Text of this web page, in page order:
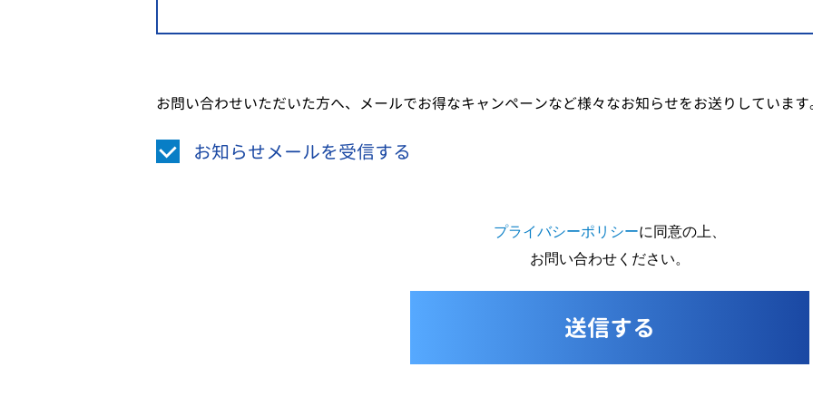
お問い合わせいただいた方へ、メールでお得なキャンペーンなど様々なお知らせをお送りしています
お知らせメールを受信する
プライバシーポリシーに同意の上、
お問い合わせください。